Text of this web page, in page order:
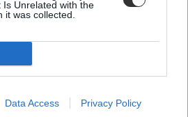
Is Unrelated with the
it was collected.
Data Access Privacy Policy